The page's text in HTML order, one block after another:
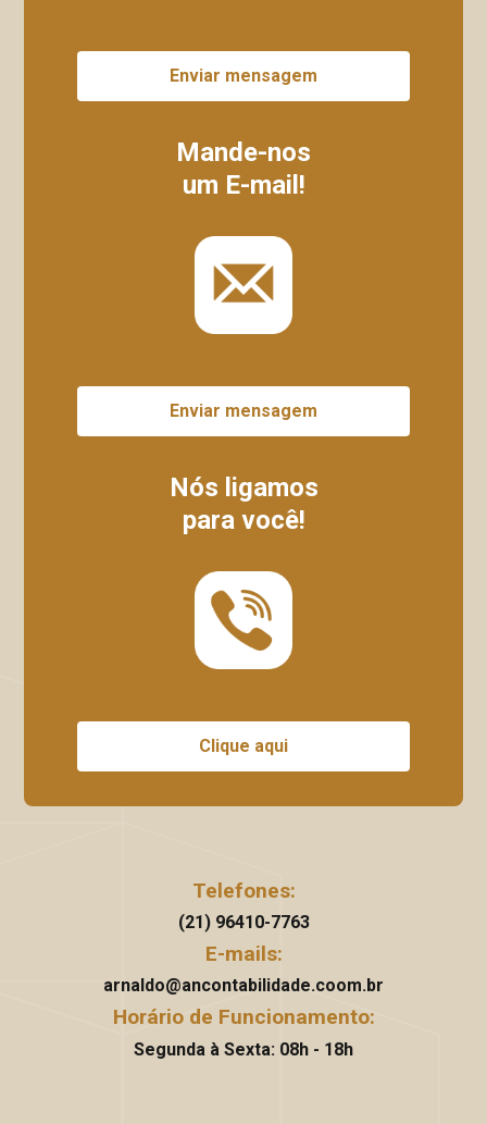
Enviar mensagem
Mande-nos
um E-mail!
Enviar mensagem
Nós ligamos
para você!
Clique aqui
Telefones:
(21) 96410-7763
E-mails:
arnaldo@ancontabilidade.coom.br
Horário de Funcionamento:
Segunda à Sexta: 08h - 18h